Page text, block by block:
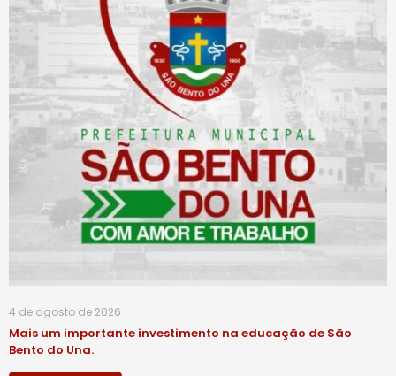
4 de agosto de 2026
Mais um importante investimento na educação de São
Bento do Una.